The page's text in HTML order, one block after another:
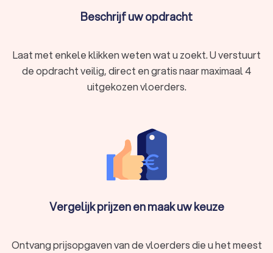
Beschrijf uw opdracht
Laat met enkele klikken weten wat u zoekt. U verstuurt
de opdracht veilig, direct en gratis naar maximaal 4
uitgekozen vloerders.
Vergelijk prijzen en maak uw keuze
Ontvang prijsopgaven van de vloerders die u het meest